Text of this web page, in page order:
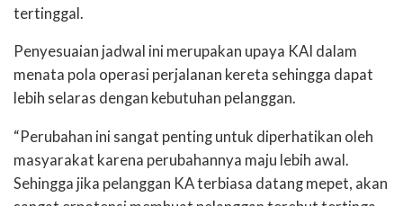
tertinggal.
Penyesuaian jadwal ini merupakan upaya KAI dalam
menata pola operasi perjalanan kereta sehingga dapat
lebih selaras dengan kebutuhan pelanggan.
“Perubahan ini sangat penting untuk diperhatikan oleh
masyarakat karena perubahannya maju lebih awal.
Sehingga jika pelanggan KA terbiasa datang mepet, akan